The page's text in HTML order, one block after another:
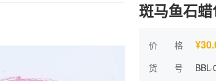
斑马鱼石
价 格
货 号